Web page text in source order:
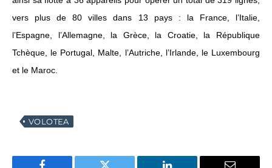
vers plus de 80 villes dans 13 pays : la France, l’Italie,
l’Espagne, l’Allemagne, la Grèce, la Croatie, la République
Tchèque, le Portugal, Malte, l’Autriche, l’Irlande, le Luxembourg
et le Maroc.
VOLOTEA